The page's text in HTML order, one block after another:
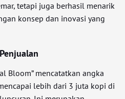
tetapi juga berhasil menarik
konsep dan inovasi yang
Bloom” mencatatkan angka
lebih dari 3 juta kopi di